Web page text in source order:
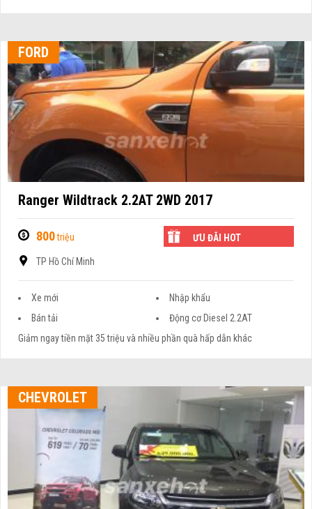
FORD
Ranger Wildtrack 2.2AT 2WD 2017
800triệu ƯU ĐÃI HOT
TP Hồ Chí Minh
Xe mới
Nhập khẩu
Bán tải
Động cơ Diesel 2.2AT
Giảm ngay tiền mặt 35 triệu và nhiều phần quà hấp dẫn khác
CHEVROLET